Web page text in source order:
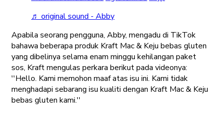
♬ original sound - Abby
Apabila seorang pengguna, Abby, mengadu di TikTok
bahawa beberapa produk Kraft Mac & Keju bebas gluten
yang dibelinya selama enam minggu kehilangan paket
sos, Kraft mengulas perkara berikut pada videonya:
''Hello. Kami memohon maaf atas isu ini. Kami tidak
menghadapi sebarang isu kualiti dengan Kraft Mac & Keju
bebas gluten kami.''